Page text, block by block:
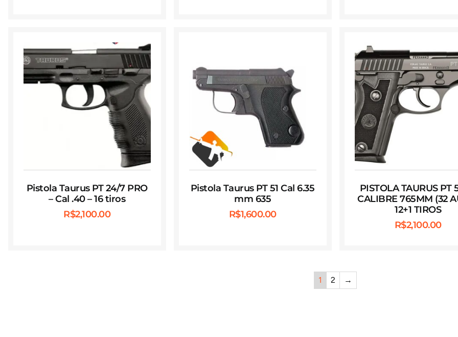
Pistola Taurus PT 24/7 PRO
– Cal .40 – 16 tiros
R$2,100.00
Pistola Taurus PT 51 Cal 6.35
mm 635
R$1,600.00
PISTOLA TAURUS PT
CALIBRE 765MM (32
12+1 TIROS
R$2,100.00
1 2 →